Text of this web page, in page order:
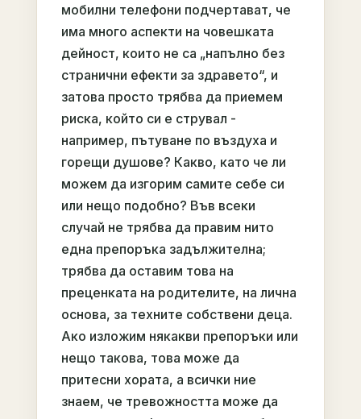
мобилни телефони подчертават, че
има много аспекти на човешката
дейност, които не са „напълно без
странични ефекти за здравето“, и
затова просто трябва да приемем
риска, който си е струвал -
например, пътуване по въздуха и
горещи душове? Какво, като че ли
можем да изгорим самите себе си
или нещо подобно? Във всеки
случай не трябва да правим нито
една препоръка задължителна;
трябва да оставим това на
преценката на родителите, на лична
основа, за техните собствени деца.
Ако изложим някакви препоръки или
нещо такова, това може да
притесни хората, а всички ние
знаем, че тревожността може да